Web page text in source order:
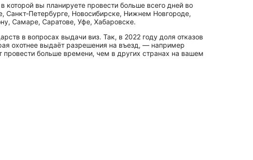
вы планируете провести больше всего дней во
Санкт‑Петербурге, Новосибирске, Нижнем Новгороде,
Самаре, Саратове, Уфе, Хабаровске.
в вопросах выдачи виз. Так, в 2022 году доля отказов
охотнее выдаёт разрешения на въезд, — например
больше времени, чем в других странах на вашем